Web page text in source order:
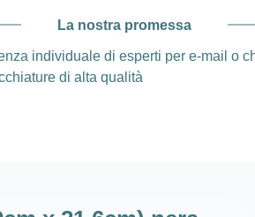
La nostra promessa
individuale di esperti per e-mail o
di alta qualità